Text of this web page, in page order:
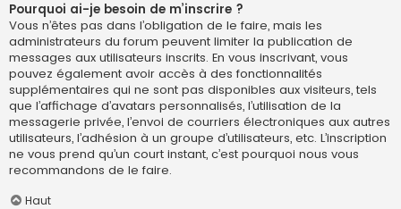
Pourquoi ai-je besoin de m’inscrire ?
Vous n’êtes pas dans l’obligation de le faire, mais les
administrateurs du forum peuvent limiter la publication de
messages aux utilisateurs inscrits. En vous inscrivant, vous
pouvez également avoir accès à des fonctionnalités
supplémentaires qui ne sont pas disponibles aux visiteurs, tels
que l’affichage d’avatars personnalisés, l’utilisation de la
messagerie privée, l’envoi de courriers électroniques aux autres
utilisateurs, l’adhésion à un groupe d’utilisateurs, etc. L’inscription
ne vous prend qu’un court instant, c’est pourquoi nous vous
recommandons de le faire.
Haut